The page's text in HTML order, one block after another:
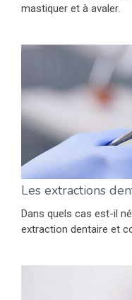
mastiquer et à avaler.
Les extractions
Dans quels cas est-il
extraction dentaire et